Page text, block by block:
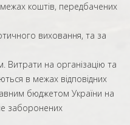
коштів, передбачених
виховання, та за
Витрати на організацію та
в межах відповідних
бюджетом України на
заборонених